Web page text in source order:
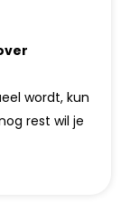
wordt, kun
rest wil je